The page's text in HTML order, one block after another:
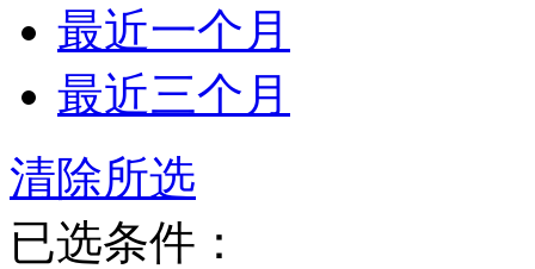
最近一个月
最近三个月
清除所选
已选条件：